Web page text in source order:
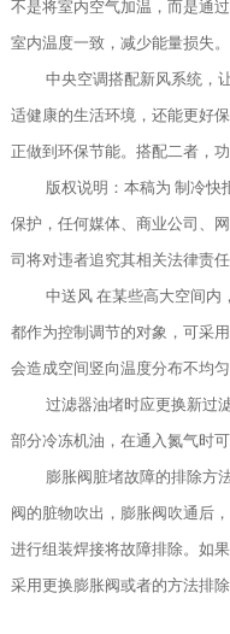
不是将室内空气加温，而是通
室内温度一致，减少能量损失。
中央空调搭配新风系统，
适健康的生活环境，还能更好
正做到环保节能。搭配二者，
版权说明：本稿为 制冷
保护，任何媒体、商业公司、
司将对违者追究其相关法律责任
中送风 在某些高大空间内
都作为控制调节的对象，可采
会造成空间竖向温度分布不均匀
过滤器油堵时应更换新过
部分冷冻机油，在通入氮气时
膨胀阀脏堵故障的排除方
阀的脏物吹出，膨胀阀吹通后
进行组装焊接将故障排除。如
采用更换膨胀阀或者的方法排除